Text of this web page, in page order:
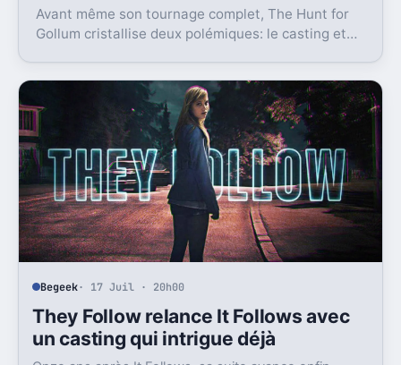
Avant même son tournage complet, The Hunt for
Gollum cristallise deux polémiques: le casting et
Begeek· 17 Juil · 20h00
They Follow relance It Follows avec
un casting qui intrigue déjà